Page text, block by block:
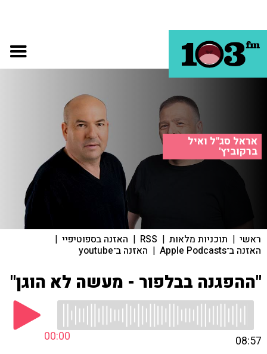
אראל סג"ל ואיל
ברקוביץ'
ראשי | תוכניות מלאות |
RSS
| האזנה בספוטיפיי |
האזנה ב־Apple Podcasts | האזנה ב־youtube
"ההפגנה בבלפור - מעשה לא הוגן"
00:00 08:57